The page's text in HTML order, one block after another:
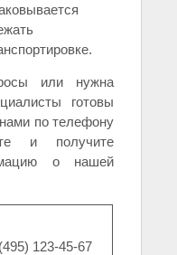
или нужна
готовы
по телефону
и получите
о нашей
123-45-67